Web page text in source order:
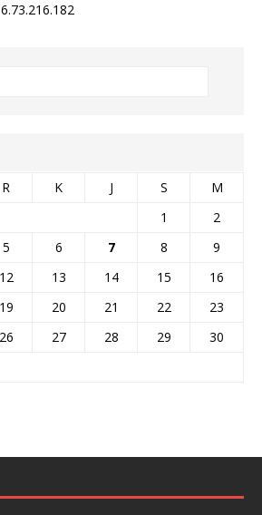
R K J S
M
1
2
5 6 7 8
9
12 13 14 15
16
19 20 21 22
23
26 27 28 29
30